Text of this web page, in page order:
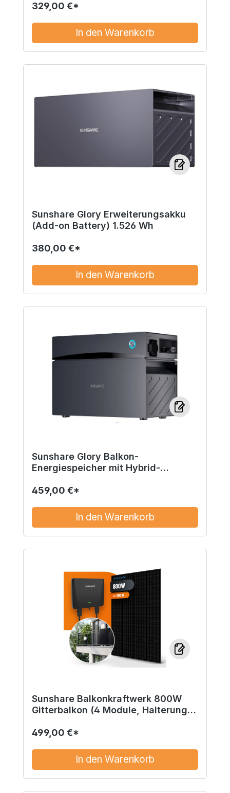
329,00 €*
In den Warenkorb
Sunshare Glory Erweiterungsakku
(Add-on Battery) 1.526 Wh
380,00 €*
In den Warenkorb
Sunshare Glory Balkon-
Energiespeicher mit Hybrid-
459,00 €*
In den Warenkorb
Sunshare Balkonkraftwerk 800W
Gitterbalkon (4 Module, Halterung,
499,00 €*
In den Warenkorb